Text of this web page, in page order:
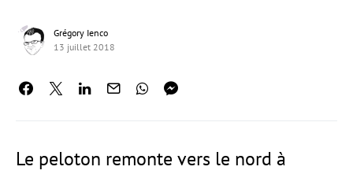
Grégory Ienco
13 juillet 2018
Le peloton remonte vers le nord à